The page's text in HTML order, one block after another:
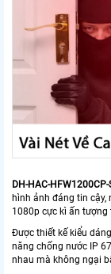
DH-HAC-HFW1200CP-
hình ảnh đáng tin cậy,
1080p cực kì ấn
Được thiết kế kiểu
năng chống nước IP
nhau mà không ngại